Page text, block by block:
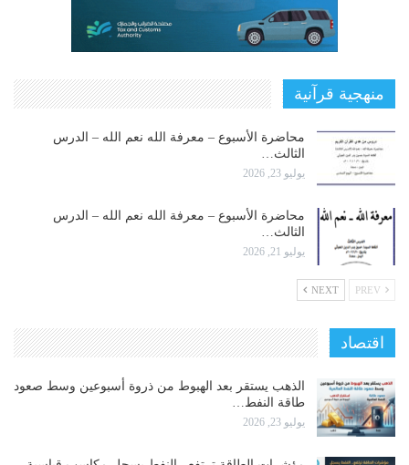
منهجية قرآنية
محاضرة الأسبوع – معرفة الله نعم الله – الدرس
الثالث…
يوليو 23, 2026
محاضرة الأسبوع – معرفة الله نعم الله – الدرس
الثالث…
يوليو 21, 2026
NEXT
اقتصاد
الذهب يستقر بعد الهبوط من ذروة أسبوعين وسط صعود
طاقة النفط…
يوليو 23, 2026